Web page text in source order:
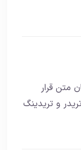
متن قرار
و تریدینگ